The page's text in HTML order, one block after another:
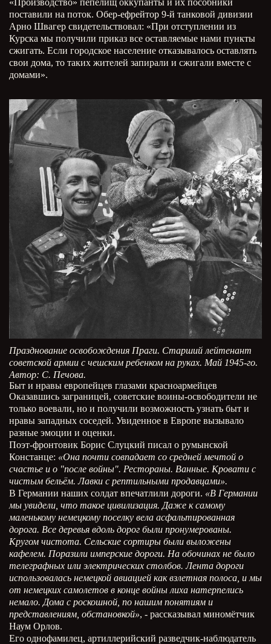
поставили на поток. Обер-ефрейтор 9-й танковой дивизии
Арно Швагер свидетельствовал: «При отступлении из
Курска мы получили приказ все оставляемые нами пункты
сжигать. Если городское население отказывалось оставлять
свои дома, то таких жителей запирали и сжигали вместе с
домами».
Празднование освобождения Праги. Старший лейтенант
советской армии с чешским ребенком на руках. Май 1945-го.
Автор: С. Печова.
Быт и нравы европейцев глазами красноармейцев
Оказавшись заграницей, советские воины-освободители не
только воевали, но и получили возможность узнать быт и
нравы западных соседей. Увиденное в Европе вызывало
разные эмоции и оценки.
Поэт-фронтовик Борис Слуцкий писал о румынской
Констанце: «Она почти совпадает со средней мечтой о
счастье и о "после войны". Рестораны. Ванные. Кровати с
чистым бельём. Лавки с рептильными продавцами».
В Германии наших солдат впечатлили дороги. «В Германии
мы увидели, что такое цивилизация. Даже к самому
маленькому немецкому поселку вела асфальтированная
дорога. Все деревья вдоль дорог были пронумерованы.
Кругом чистота. Сельские сортиры были выложены
кафелем. Поразили имперские дороги. На обочинах не было
телеграфных или электрических столбов. Лента дороги
использовалась немецкой авиацией как взлетная полоса, и мы
от немецких самолетов в конце войны лиха натерпелись
немало. Дома с роскошной, по нашим понятиям и
представлениям, обстановкой», - рассказывал миномётчик
Наум Орлов.
Его однофамилец, артиллерийский разведчик-наблюдатель